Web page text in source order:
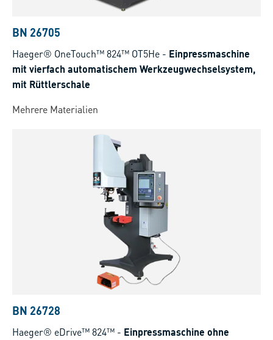
BN 26705
Haeger® OneTouch™ 824™ OT5He - Einpressmaschine
mit vierfach automatischem Werkzeugwechselsystem,
mit Rüttlerschale
Mehrere Materialien
BN 26728
Haeger® eDrive™ 824™ - Einpressmaschine ohne